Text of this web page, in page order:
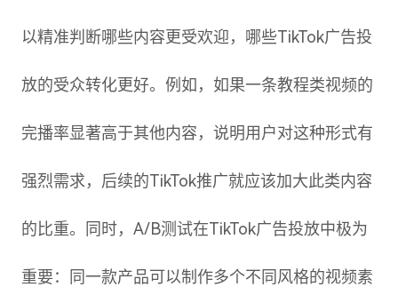
以精准判断哪些内容更受欢迎，哪些TikTok广告投
放的受众转化更好。例如，如果一条教程类视频的
完播率显著高于其他内容，说明用户对这种形式有
强烈需求，后续的TikTok推广就应该加大此类内容
的比重。同时，A/B测试在TikTok广告投放中极为
重要：同一款产品可以制作多个不同风格的视频素